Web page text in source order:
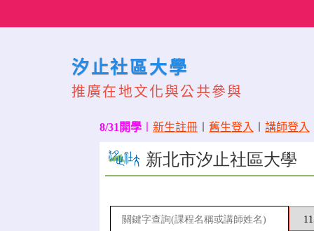
汐止社區大學
推廣在地文化與公共參與
8/31開學 新生註冊 舊生登入 講師登入